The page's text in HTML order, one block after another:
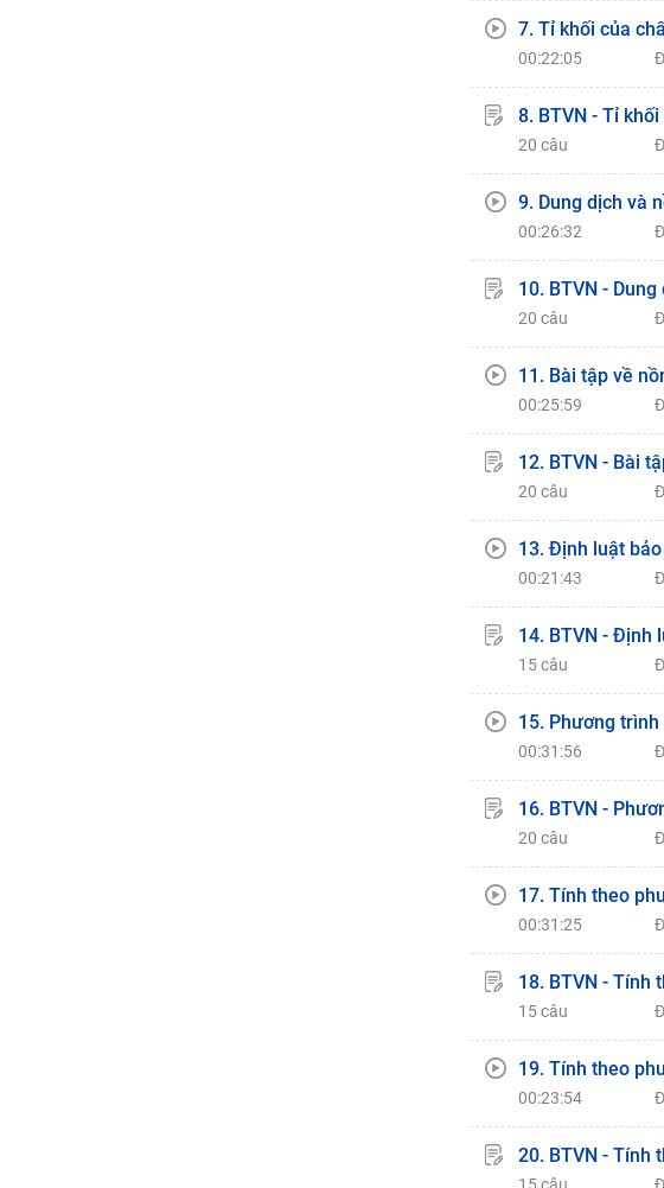
7. Tỉ khối của
00:22:05
8. BTVN - Tỉ
20 câu
9. Dung dịch và
00:26:32
10. BTVN -
20 câu
11. Bài tập về
00:25:59
12. BTVN - Bài
20 câu
13. Định luật
00:21:43
14. BTVN - Định
15 câu
15. Phương trình
00:31:56
16. BTVN -
20 câu
17. Tính theo
00:31:25
18. BTVN - Tính
15 câu
19. Tính theo
00:23:54
20. BTVN - Tính